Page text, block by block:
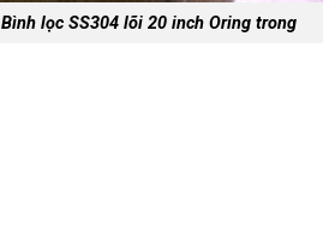
Bình lọc SS304 lõi 20 inch Oring trong